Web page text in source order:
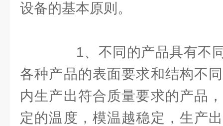
设备的基本原则。
1、不同的产品具有不同
各种产品的表面要求和结构不
内生产出符合质量要求的产品
定的温度，模温越稳定，生产